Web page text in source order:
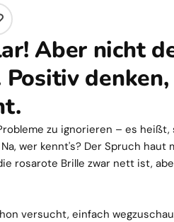
Aber nicht
denken,
zu ignorieren – es heißt,
wer kennt's? Der Spruch haut
rosarote Brille zwar nett ist,
versucht, einfach